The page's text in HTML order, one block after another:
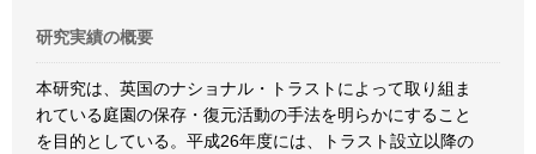
研究実績の概要
本研究は、英国のナショナル・トラストによって取り組ま
れている庭園の保存・復元活動の手法を明らかにすること
を目的としている。平成26年度には、トラスト設立以降の